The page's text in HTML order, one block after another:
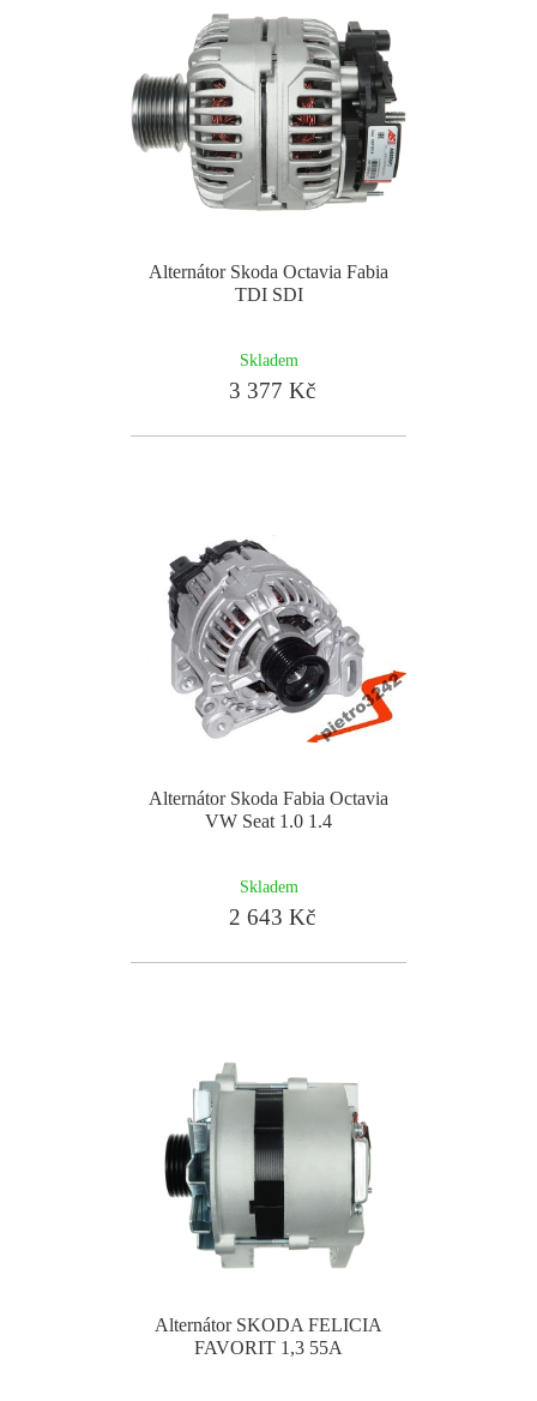
Alternátor Skoda Octavia Fabia
TDI SDI
Skladem
3 377 Kč
Alternátor Skoda Fabia Octavia
VW Seat 1.0 1.4
Skladem
2 643 Kč
Alternátor SKODA FELICIA
FAVORIT 1,3 55A